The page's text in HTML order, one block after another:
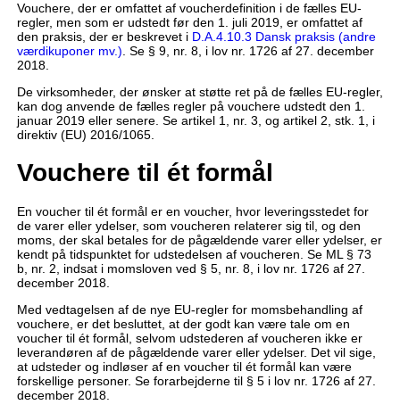
Vouchere, der er omfattet af voucherdefinition i de fælles EU-
regler, men som er udstedt før den 1. juli 2019, er omfattet af
den praksis, der er beskrevet i D.A.4.10.3 Dansk praksis (andre
værdikuponer mv.) . Se § 9, nr. 8, i lov nr. 1726 af 27. december
2018.
De virksomheder, der ønsker at støtte ret på de fælles EU-regler,
kan dog anvende de fælles regler på vouchere udstedt den 1.
januar 2019 eller senere. Se artikel 1, nr. 3, og artikel 2, stk. 1, i
direktiv (EU) 2016/1065.
Vouchere til ét formål
En voucher til ét formål er en voucher, hvor leveringsstedet for
de varer eller ydelser, som voucheren relaterer sig til, og den
moms, der skal betales for de pågældende varer eller ydelser, er
kendt på tidspunktet for udstedelsen af voucheren. Se ML § 73
b, nr. 2, indsat i momsloven ved § 5, nr. 8, i lov nr. 1726 af 27.
december 2018.
Med vedtagelsen af de nye EU-regler for momsbehandling af
vouchere, er det besluttet, at der godt kan være tale om en
voucher til ét formål, selvom udstederen af voucheren ikke er
leverandøren af de pågældende varer eller ydelser. Det vil sige,
at udsteder og indløser af en voucher til ét formål kan være
forskellige personer. Se forarbejderne til § 5 i lov nr. 1726 af 27.
december 2018.